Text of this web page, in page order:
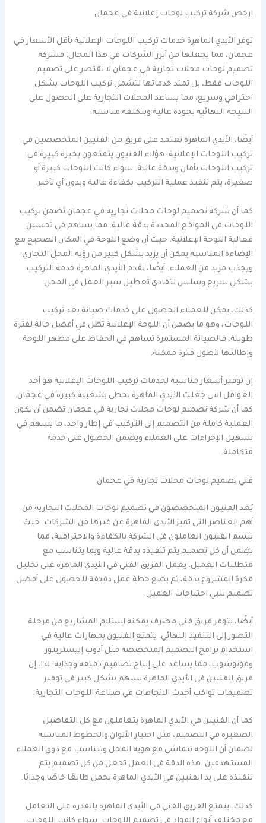
ارخص شركة تركيب لوحات إعلانية في عجمان
توفر الأيدي الماهرة خدمات تركيب اللوحات الإعلانية بأقل الأسعار في
عجمان، مما يجعلها من أبرز الشركات في هذا المجال. فشركة
تصميم لوحات محلات تجارية في عجمان لا تقتصر على تصميم
اللوحات فقط، بل تمتد خدماتها لتشمل تركيب اللوحات بشكل
احترافي وسريع، مما يساعد المحلات التجارية على الحصول على
النتيجة النهائية بجودة عالية وبتكلفة مناسبة.
أيضًا، الأيدي الماهرة تعتمد على فريق من الفنيين المتخصصين في
تركيب اللوحات الإعلانية. هؤلاء الفنيون يتمتعون بخبرة كبيرة في
تركيب اللوحات بأمان وبدقة عالية. سواء كانت اللوحات كبيرة أو
صغيرة، يتم تنفيذ عملية التركيب بكفاءة عالية وبدون أي تأخير.
كما أن شركة تصميم لوحات محلات تجارية في عجمان تضمن تركيب
اللوحات في المواقع المحددة بدقة عالية، مما يساهم في تحسين
فعالية اللوحة الإعلانية. حيث أن وضع اللوحة في المكان الصحيح مع
الإضاءة المناسبة يمكن أن يزيد بشكل كبير من رؤية المحل التجاري
ويجذب مزيد من العملاء. أيضًا، تقدم الأيدي الماهرة خدمة التركيب
بشكل سريع وسلس لتفادي تعطيل سير العمل في المحل.
كذلك، يمكن للعملاء الحصول على خدمات صيانة بعد تركيب
اللوحات، وهو ما يضمن أن اللوحة الإعلانية تظل في أفضل حالة لفترة
طويلة. فالصيانة المستمرة تساهم في الحفاظ على مظهر اللوحة
وإطالتها لأطول فترة ممكنة.
إن توفير أسعار مناسبة لخدمات تركيب اللوحات الإعلانية هو أحد
العوامل التي جعلت الأيدي الماهرة تحظى بشعبية كبيرة في عجمان.
كما أن شركة تصميم لوحات محلات تجارية في عجمان تضمن أن تكون
العملية كاملة من التصميم إلى التركيب في إطار واحد، ما يسهم في
تسهيل الإجراءات على العملاء ويضمن الحصول على خدمة
متكاملة.
فني تصميم لوحات محلات تجارية في عجمان
يُعد الفنيون المتخصصون في تصميم لوحات المحلات التجارية من
أهم العناصر التي تميز الأيدي الماهرة عن غيرها من الشركات. حيث
يتسم الفنيون العاملون في الشركة بالكفاءة والاحترافية، مما
يضمن أن كل تصميم يتم تنفيذه بدقة عالية وبما يتناسب مع
متطلبات العميل. يعمل الفريق الفني في الأيدي الماهرة على تحليل
فكرة المشروع بدقة، ثم يضع خطة عمل دقيقة للحصول على أفضل
تصميم يلبي احتياجات العميل.
أيضًا، يتوفر فريق فني محترف يمكنه استلام المشاريع من مرحلة
التصور إلى التنفيذ النهائي. يتمتع الفنيون بمهارات عالية في
استخدام برامج التصميم المتخصصة مثل أدوب إليستريتور
وفوتوشوب، مما يساعد على إنتاج تصاميم دقيقة وجذابة. لذا، إن
فريق الفنيين في الأيدي الماهرة يسهم بشكل كبير في توفير
تصميمات تواكب أحدث الاتجاهات في صناعة اللوحات التجارية.
كما أن الفنيين في الأيدي الماهرة يتعاملون مع كل التفاصيل
الصغيرة في التصميم، مثل اختيار الألوان والخطوط المناسبة
لضمان أن اللوحة تتماشى مع هوية المحل وتتناسب مع ذوق العملاء
المستهدفين. هذه الدقة في العمل تجعل من كل تصميم يتم
تنفيذه على يد الفنيين في الأيدي الماهرة يحمل طابعًا خاصًا وجذابًا.
كذلك، يتمتع الفريق الفني في الأيدي الماهرة بالقدرة على التعامل
مع مختلف أنواع المواد في تصميم اللوحات. سواء كانت اللوحات